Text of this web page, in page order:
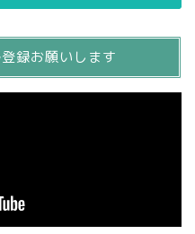
録お願いします